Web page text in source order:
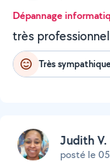
Dépannage
très
Très sympathique
Judith V.
posté le